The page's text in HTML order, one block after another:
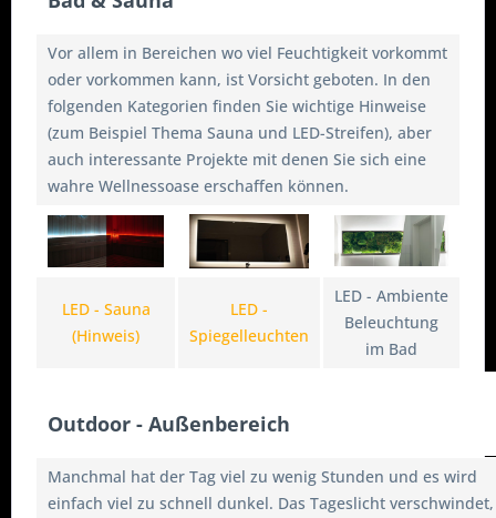
Vor allem in Bereichen wo viel Feuchtigkeit vorkommt
oder vorkommen kann, ist Vorsicht geboten. In den
folgenden Kategorien finden Sie wichtige Hinweise
(zum Beispiel Thema Sauna und LED-Streifen), aber
auch interessante Projekte mit denen Sie sich eine
wahre Wellnessoase erschaffen können.
LED - Sauna
(Hinweis)
LED -
Spiegelleuchten
LED - Ambiente
Beleuchtung
im Bad
Outdoor - Außenbereich
Manchmal hat der Tag viel zu wenig Stunden und es wird
einfach viel zu schnell dunkel. Das Tageslicht verschwindet,